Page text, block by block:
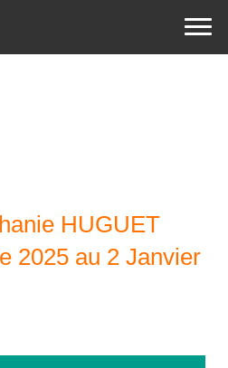
HUGUET
2025 au 2 Janvier